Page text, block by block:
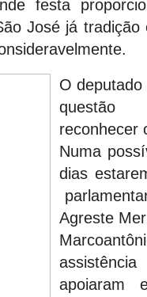
festa
José já
O
questão
reconhecer
Numa
dias
Agreste
apoiaram